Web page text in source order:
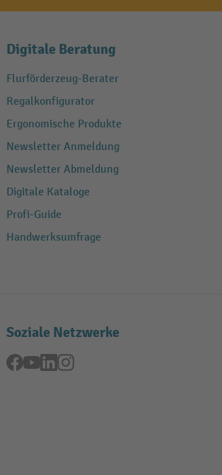
Digitale Beratung
Flurförderzeug-Berater
Regalkonfigurator
Ergonomische Produkte
Newsletter Anmeldung
Newsletter Abmeldung
Digitale Kataloge
Profi-Guide
Handwerksumfrage
Soziale Netzwerke
Facebook
YouTubeLinkedInInstagram